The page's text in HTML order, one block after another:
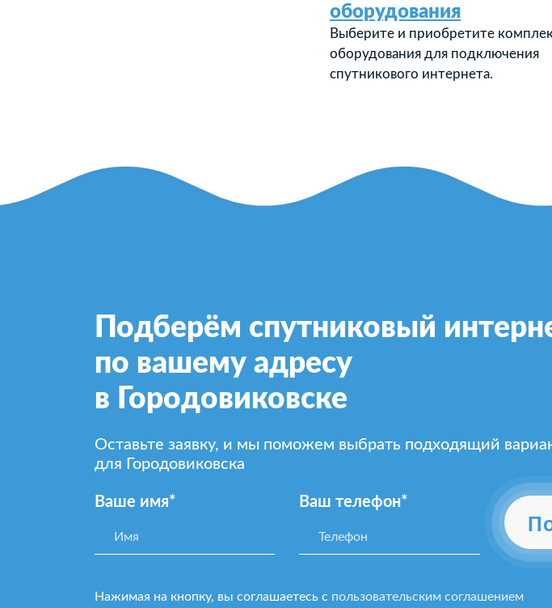
оборудования
Выберите и приобретите
оборудования для подключения
спутникового интернета.
Подберём спутниковый
по вашему адресу
в Городовиковске
Оставьте заявку, и мы поможем выбрать подходящий
для Городовиковска
Ваше имя* Ваш телефон*
Нажимая на кнопку, вы соглашаетесь с пользовательским соглашением